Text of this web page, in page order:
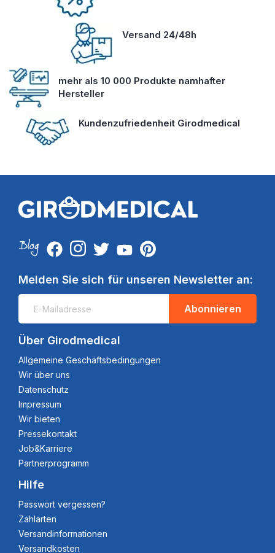
Versand 24/48h
mehr als 10 000 Produkte namhafter
Hersteller
Kundenzufriedenheit Girodmedical
Melden Sie sich für unseren Newsletter an:
Abonnieren
Über Girodmedical
Allgemeine Geschäftsbedingungen
Wir über uns
Datenschutz
Impressum
Wir bieten
Pressekontakt
Job&Karriere
Partnerprogramm
Hilfe
Passwort vergessen?
Zahlarten
Versandinformationen
Versandkosten